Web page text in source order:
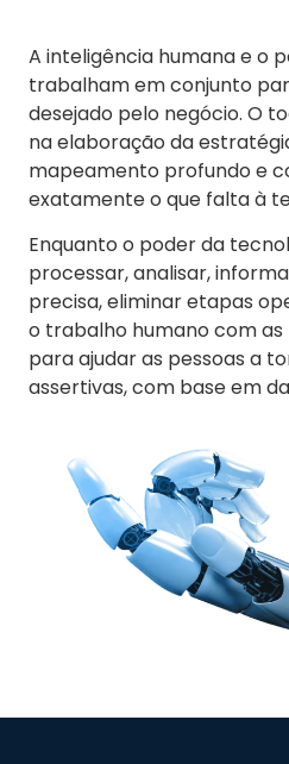
A inteligência humana e o
trabalham em conjunto
desejado pelo negócio. O
na elaboração da
mapeamento profundo e
exatamente o que falta à
Enquanto o poder da
processar, analisar,
precisa, eliminar etapas
o trabalho humano com
para ajudar as pessoas a
assertivas, com base em